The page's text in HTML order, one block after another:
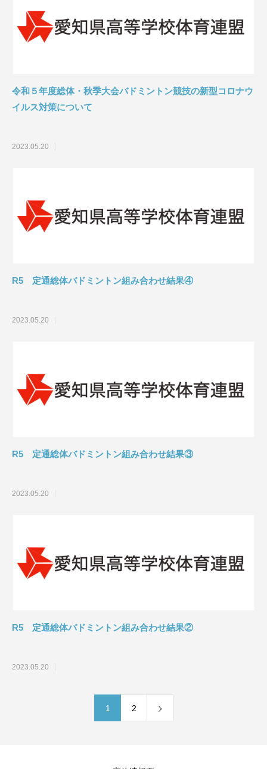
令和５年度総体・秋季大会バドミントン競技の新型コロナウ
イルス対策について
2023.05.20
R5 定通総体バドミントン組み合わせ結果④
2023.05.20
R5 定通総体バドミントン組み合わせ結果③
2023.05.20
R5 定通総体バドミントン組み合わせ結果②
2023.05.20
1 2